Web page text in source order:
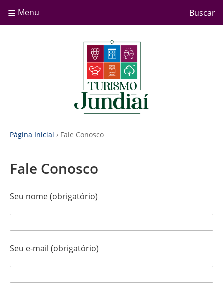
≡ Menu Buscar
Página Inicial › Fale Conosco
Fale Conosco
Seu nome (obrigatório)
Seu e-mail (obrigatório)